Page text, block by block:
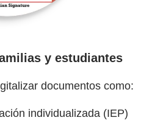
y estudiantes
documentos como:
individualizada (IEP)